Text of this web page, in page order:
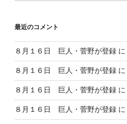
最近のコメント
８月１６日 巨人・菅野が登録 に
８月１６日 巨人・菅野が登録 に
８月１６日 巨人・菅野が登録 に
８月１６日 巨人・菅野が登録 に